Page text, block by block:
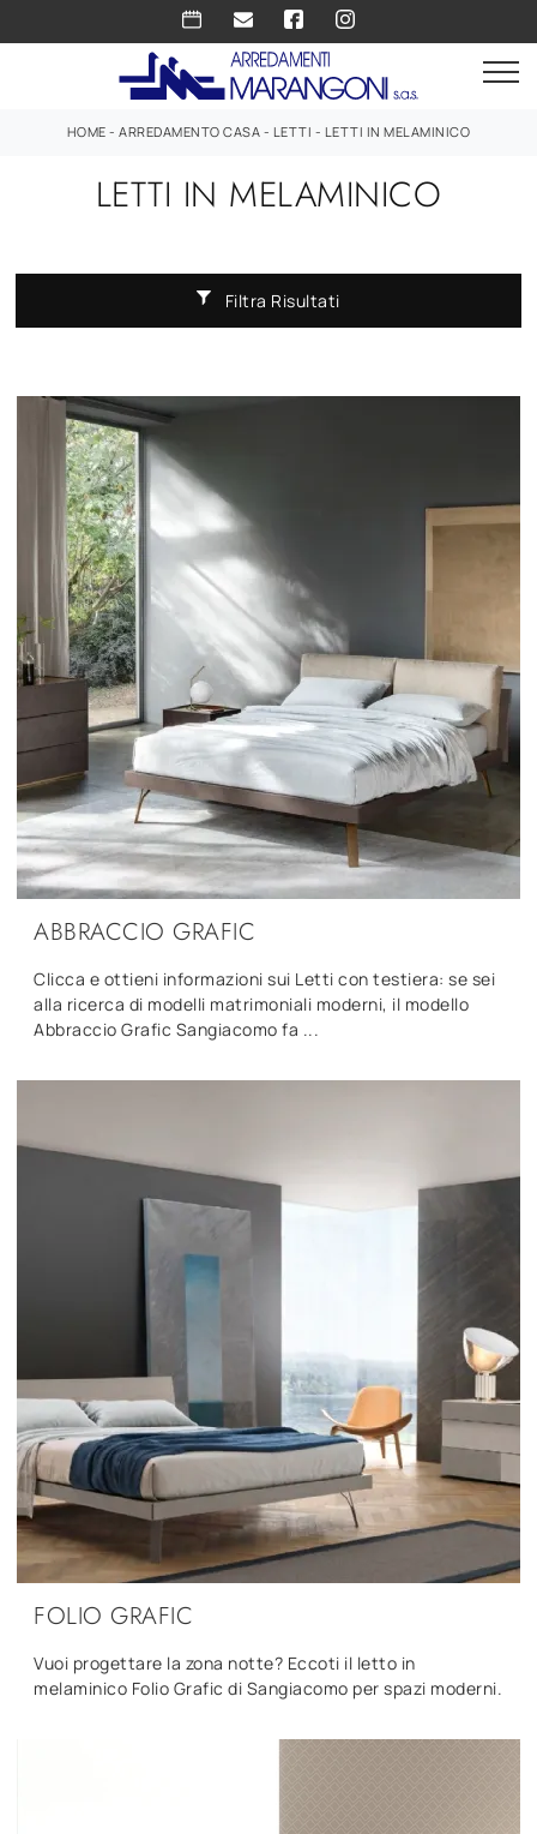
HOME -ARREDAMENTO CASA - LETTI - LETTI IN MELAMINICO
LETTI IN MELAMINICO
Filtra Risultati
ABBRACCIO GRAFIC
Clicca e ottieni informazioni sui Letti con testiera: se sei
alla ricerca di modelli matrimoniali moderni, il modello
Abbraccio Grafic Sangiacomo fa ...
FOLIO GRAFIC
Vuoi progettare la zona notte? Eccoti il letto in
melaminico Folio Grafic di Sangiacomo per spazi moderni.